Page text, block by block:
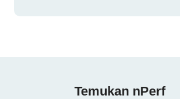
Temukan nPerf